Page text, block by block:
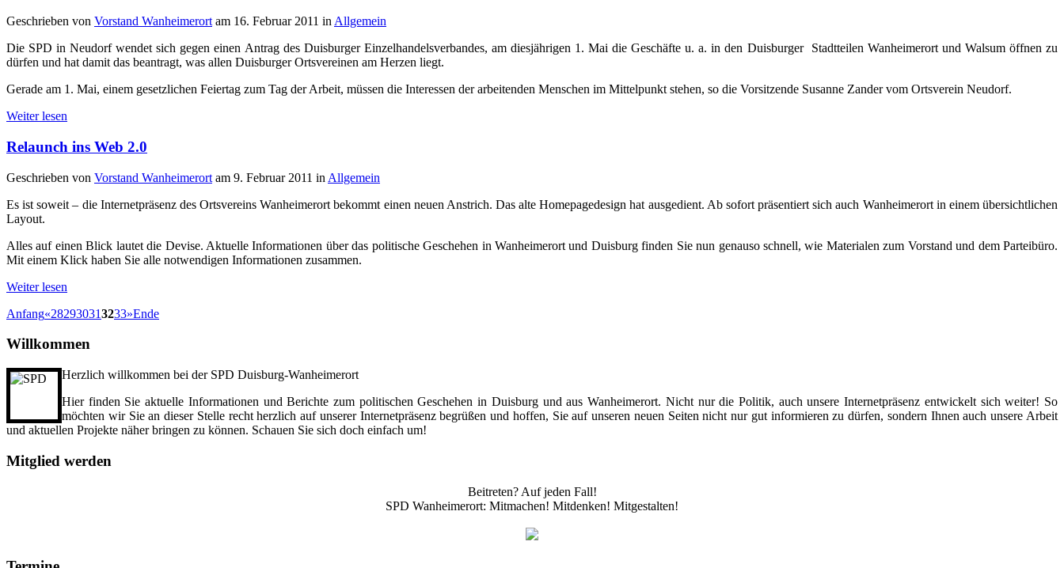
Geschrieben von Vorstand Wanheimerort am 16. Februar 2011 in Allgemein
Die SPD in Neudorf wendet sich gegen einen Antrag des Duisburger Einzelhandelsverbandes, am diesjährigen 1. Mai die Geschäfte u. a. in den Duisburger Stadtteilen Wanheimerort und Walsum öffnen zu
dürfen und hat damit das beantragt, was allen Duisburger Ortsvereinen am Herzen liegt.
Gerade am 1. Mai, einem gesetzlichen Feiertag zum Tag der Arbeit, müssen die Interessen der arbeitenden Menschen im Mittelpunkt stehen, so die Vorsitzende Susanne Zander vom Ortsverein Neudorf.
Weiter lesen
Relaunch ins Web 2.0
Geschrieben von Vorstand Wanheimerort am 9. Februar 2011 in Allgemein
Es ist soweit – die Internetpräsenz des Ortsvereins Wanheimerort bekommt einen neuen Anstrich. Das alte Homepagedesign hat ausgedient. Ab sofort präsentiert sich auch Wanheimerort in einem übersichtlichen
Layout.
Alles auf einen Blick lautet die Devise. Aktuelle Informationen über das politische Geschehen in Wanheimerort und Duisburg finden Sie nun genauso schnell, wie Materialen zum Vorstand und dem Parteibüro.
Mit einem Klick haben Sie alle notwendigen Informationen zusammen.
Weiter lesen
Anfang«282930313233»Ende
Willkommen
Herzlich willkommen bei der SPD Duisburg-Wanheimerort
Hier finden Sie aktuelle Informationen und Berichte zum politischen Geschehen in Duisburg und aus Wanheimerort. Nicht nur die Politik, auch unsere Internetpräsenz entwickelt sich weiter! So
möchten wir Sie an dieser Stelle recht herzlich auf unserer Internetpräsenz begrüßen und hoffen, Sie auf unseren neuen Seiten nicht nur gut informieren zu dürfen, sondern Ihnen auch unsere Arbeit
und aktuellen Projekte näher bringen zu können. Schauen Sie sich doch einfach um!
Mitglied werden
Beitreten? Auf jeden Fall!
SPD Wanheimerort: Mitmachen! Mitdenken! Mitgestalten!